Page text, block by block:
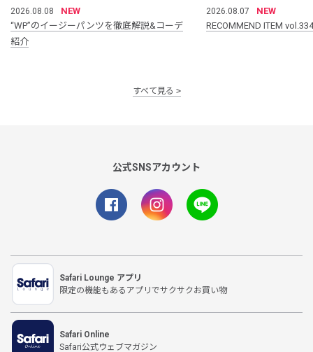
2026.08.08
NEW
“WP”のイージーパンツを徹底解説&コーデ
紹介
2026.08.07
NEW
RECOMMEND ITEM vol.334
すべて見る
公式SNSアカウント
Safari Lounge アプリ
限定の機能もあるアプリでサクサクお買い物
Safari Online
Safari公式ウェブマガジン